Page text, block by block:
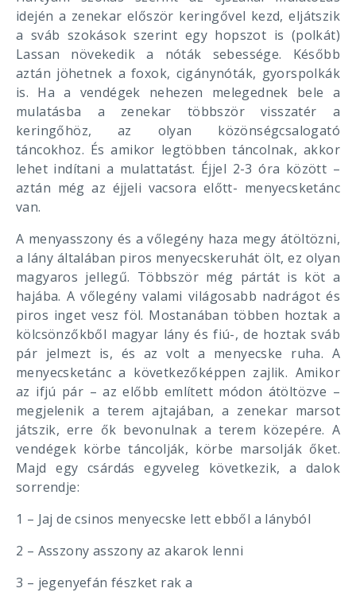
idején a zenekar először keringővel kezd, eljátszik
a sváb szokások szerint egy hopszot is (polkát)
Lassan növekedik a nóták sebessége. Később
aztán jöhetnek a foxok, cigánynóták, gyorspolkák
is. Ha a vendégek nehezen melegednek bele a
mulatásba a zenekar többször visszatér a
keringőhöz, az olyan közönségcsalogató
táncokhoz. És amikor legtöbben táncolnak, akkor
lehet indítani a mulattatást. Éjjel 2-3 óra között –
aztán még az éjjeli vacsora előtt- menyecsketánc
van.
A menyasszony és a vőlegény haza megy átöltözni,
a lány általában piros menyecskeruhát ölt, ez olyan
magyaros jellegű. Többször még pártát is köt a
hajába. A vőlegény valami világosabb nadrágot és
piros inget vesz föl. Mostanában többen hoztak a
kölcsönzőkből magyar lány és fiú-, de hoztak sváb
pár jelmezt is, és az volt a menyecske ruha. A
menyecsketánc a következőképpen zajlik. Amikor
az ifjú pár – az előbb említett módon átöltözve –
megjelenik a terem ajtajában, a zenekar marsot
játszik, erre ők bevonulnak a terem közepére. A
vendégek körbe táncolják, körbe marsolják őket.
Majd egy csárdás egyveleg következik, a dalok
sorrendje:
1 – Jaj de csinos menyecske lett ebből a lányból
2 – Asszony asszony az akarok lenni
3 – jegenyefán fészket rak a